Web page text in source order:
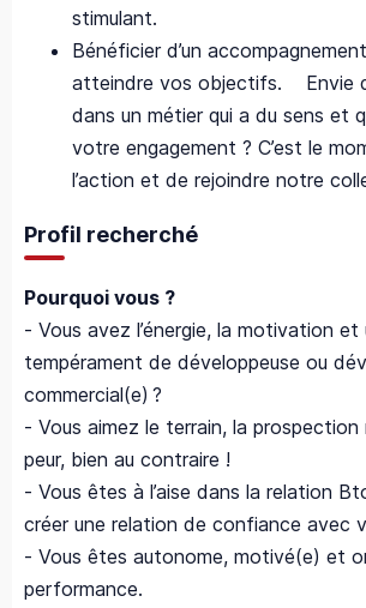
stimulant.
Bénéficier d’un
atteindre vos objectifs. Envie
dans un métier qui a du sens et
votre engagement ? C’est le
l’action et de rejoindre notre
Profil recherché
Pourquoi vous ?
- Vous avez l’énergie, la motivation et
tempérament de développeuse ou
commercial(e) ?
- Vous aimez le terrain, la
peur, bien au contraire !
- Vous êtes à l’aise dans la relation
créer une relation de confiance avec
- Vous êtes autonome, motivé(e) et
performance.